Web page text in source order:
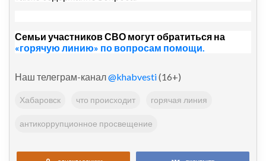
Семьи участников СВО могут обратиться на
«горячую линию» по вопросам помощи.
Наш телеграм-канал@khabvesti(16+)
Хабаровск что происходит горячая линия
антикоррупционное просвещение